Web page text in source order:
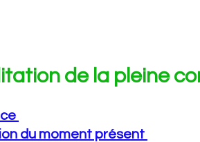
de la pleine
du moment présent